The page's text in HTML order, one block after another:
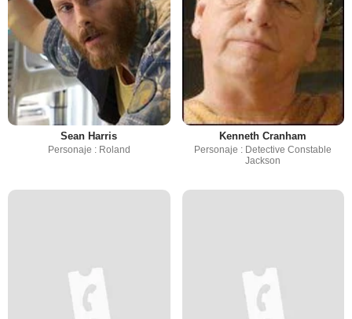
Sean Harris
Personaje : Roland
Kenneth Cranham
Personaje : Detective Constable
Jackson